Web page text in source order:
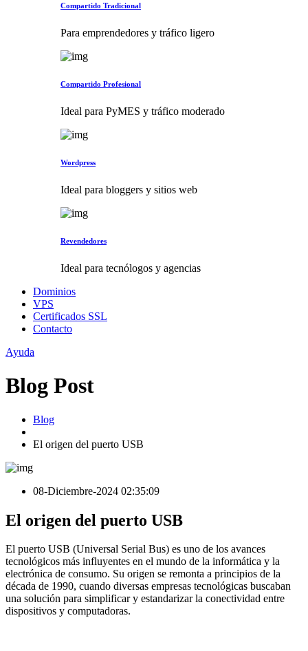
Compartido Tradicional
Para emprendedores y tráfico ligero
Compartido Profesional
Ideal para PyMES y tráfico moderado
Wordpress
Ideal para bloggers y sitios web
Revendedores
Ideal para tecnólogos y agencias
Dominios
VPS
Certificados SSL
Contacto
Ayuda
Blog Post
Blog
El origen del puerto USB
08-Diciembre-2024 02:35:09
El origen del puerto USB
El puerto USB (Universal Serial Bus) es uno de los avances
tecnológicos más influyentes en el mundo de la informática y la
electrónica de consumo. Su origen se remonta a principios de la
década de 1990, cuando diversas empresas tecnológicas buscaban
una solución para simplificar y estandarizar la conectividad entre
dispositivos y computadoras.